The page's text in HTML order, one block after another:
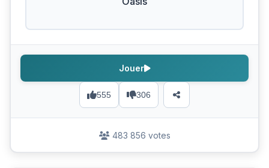
555 306
Jouer
483 856 votes